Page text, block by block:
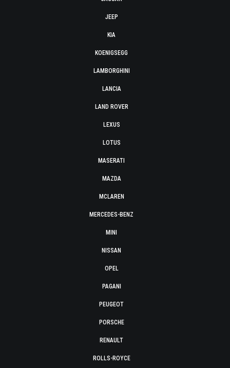
JEEP
KIA
KOENIGSEGG
LAMBORGHINI
LANCIA
LAND ROVER
LEXUS
LOTUS
MASERATI
MAZDA
MCLAREN
MERCEDES-BENZ
MINI
NISSAN
OPEL
PAGANI
PEUGEOT
PORSCHE
RENAULT
ROLLS-ROYCE